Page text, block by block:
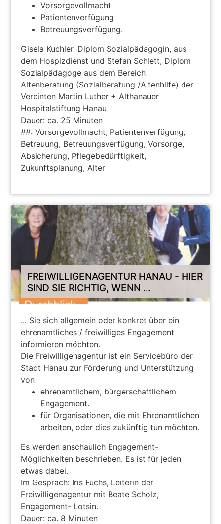
Vorsorgevollmacht
Patientenverfügung
Betreuungsverfügung.
Gisela Kuchler, Diplom Sozialpädagogin, aus
dem Hospizdienst und Stefan Schlett, Diplom
Sozialpädagoge aus dem Bereich
Altenberatung (Sozialberatung /Altenhilfe) der
Vereinten Martin Luther + Althanauer
Hospitalstiftung Hanau
Dauer: ca. 25 Minuten
##: Vorsorgevollmacht, Patientenverfügung,
Betreuung, Betreuungsverfügung, Vorsorge,
Absicherung, Pflegebedürftigkeit,
Zukunftsplanung, Alter
FREIWILLIGENAGENTUR HANAU - HIER
SIND SIE RICHTIG, WENN …
... Sie sich allgemein oder konkret über ein
ehrenamtliches / freiwilliges Engagement
informieren möchten.
Die Freiwilligenagentur ist ein Servicebüro der
Stadt Hanau zur Förderung und Unterstützung
von
ehrenamtlichem, bürgerschaftlichem
Engagement.
für Organisationen, die mit Ehrenamtlichen
arbeiten, oder dies zukünftig tun möchten.
Es werden anschaulich Engagement-
Möglichkeiten beschrieben. Es ist für jeden
etwas dabei.
Im Gespräch: Iris Fuchs, Leiterin der
Freiwilligenagentur mit Beate Scholz,
Engagement- Lotsin.
Dauer: ca. 8 Minuten